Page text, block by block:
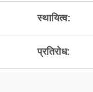
स्थायित्व:
प्रतिरोध: